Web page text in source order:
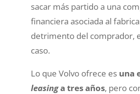
sacar más partido a una
financiera asociada al
detrimento del comprador,
caso.
Lo que Volvo ofrece es una
leasinga tres años, pero